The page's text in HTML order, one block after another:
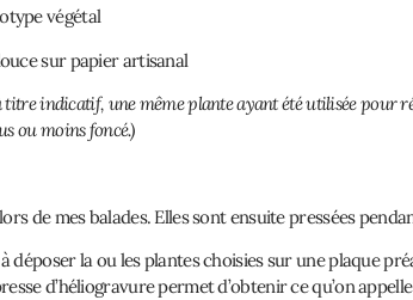
végétal
sur papier artisanal
titre indicatif, une même plante ayant été utilisée pour
ou moins foncé.)
de mes balades. Elles sont ensuite pressées
déposer la ou les plantes choisies sur une plaque
d’héliogravure permet d’obtenir ce qu’on